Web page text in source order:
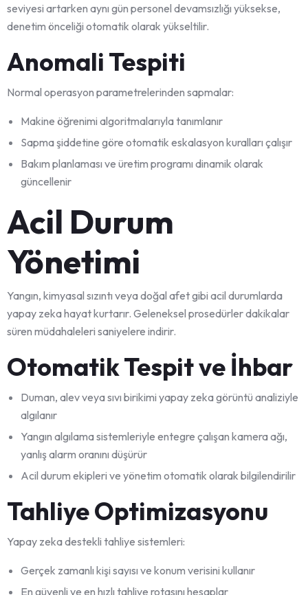
seviyesi artarken aynı gün personel devamsızlığı yüksekse,
denetim önceliği otomatik olarak yükseltilir.
Anomali Tespiti
Normal operasyon parametrelerinden sapmalar:
Makine öğrenimi algoritmalarıyla tanımlanır
Sapma şiddetine göre otomatik eskalasyon kuralları çalışır
Bakım planlaması ve üretim programı dinamik olarak
güncellenir
Acil Durum
Yönetimi
Yangın, kimyasal sızıntı veya doğal afet gibi acil durumlarda
yapay zeka hayat kurtarır. Geleneksel prosedürler dakikalar
süren müdahaleleri saniyelere indirir.
Otomatik Tespit ve İhbar
Duman, alev veya sıvı birikimi yapay zeka görüntü analiziyle
algılanır
Yangın algılama sistemleriyle entegre çalışan kamera ağı,
yanlış alarm oranını düşürür
Acil durum ekipleri ve yönetim otomatik olarak bilgilendirilir
Tahliye Optimizasyonu
Yapay zeka destekli tahliye sistemleri:
Gerçek zamanlı kişi sayısı ve konum verisini kullanır
En güvenli ve en hızlı tahliye rotasını hesaplar